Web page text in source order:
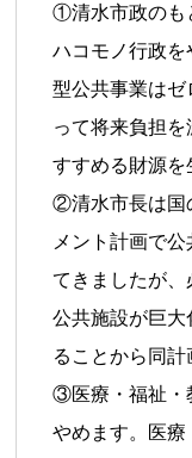
①清水市政のも
ハコモノ行政
型公共事業はゼ
って将来負担
すすめる財源を
②清水市長は国
メント計画で
てきましたが
公共施設が巨
ることから同計
③医療・福祉・
やめます。医